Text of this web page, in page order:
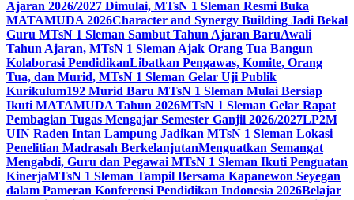
Ajaran 2026/2027 Dimulai, MTsN 1 Sleman Resmi Buka
MATAMUDA 2026Character and Synergy Building Jadi Bekal
Guru MTsN 1 Sleman Sambut Tahun Ajaran BaruAwali
Tahun Ajaran, MTsN 1 Sleman Ajak Orang Tua Bangun
Kolaborasi PendidikanLibatkan Pengawas, Komite, Orang
Tua, dan Murid, MTsN 1 Sleman Gelar Uji Publik
Kurikulum192 Murid Baru MTsN 1 Sleman Mulai Bersiap
Ikuti MATAMUDA Tahun 2026MTsN 1 Sleman Gelar Rapat
Pembagian Tugas Mengajar Semester Ganjil 2026/2027LP2M
UIN Raden Intan Lampung Jadikan MTsN 1 Sleman Lokasi
Penelitian Madrasah BerkelanjutanMenguatkan Semangat
Mengabdi, Guru dan Pegawai MTsN 1 Sleman Ikuti Penguatan
KinerjaMTsN 1 Sleman Tampil Bersama Kapanewon Seyegan
dalam Pameran Konferensi Pendidikan Indonesia 2026Belajar